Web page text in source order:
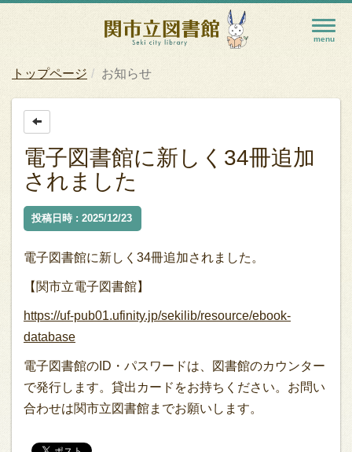
トップページ お知らせ
電子図書館に新しく34冊追加
されました
投稿日時 : 2025/12/23
電子図書館に新しく34冊追加されました。
【関市立電子図書館】
https://uf-pub01.ufinity.jp/sekilib/resource/ebook-
database
電子図書館のID・パスワードは、図書館のカウンター
で発行します。貸出カードをお持ちください。お問い
合わせは関市立図書館までお願いします。